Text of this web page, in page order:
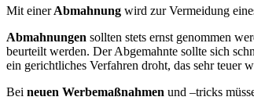
Mit einerAbmahnung wird zur Vermeidung
Abmahnungen sollten stets ernst genommen
beurteilt werden. Der Abgemahnte sollte sich
ein gerichtliches Verfahren droht, das sehr teuer
Bei neuen Werbemaßnahmen und –tricks